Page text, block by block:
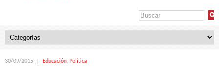
30/09/2015 Educación, Política